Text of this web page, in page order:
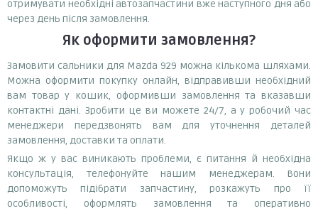
отримувати необхідні автозапчастини вже наступного дня або
через день після замовлення.
Як оформити замовлення?
Замовити сальники для Mazda 929 можна кількома шляхами.
Можна оформити покупку онлайн, відправивши необхідний
вам товар у кошик, оформивши замовлення та вказавши
контактні дані. Зробити це ви можете 24/7, а у робочий час
менеджери передзвонять вам для уточнення деталей
замовлення, доставки та оплати.
Якщо ж у вас виникають проблеми, є питання й необхідна
консультація, телефонуйте нашим менеджерам. Вони
допоможуть підібрати запчастину, розкажуть про її
особливості, оформлять замовлення та оперативно